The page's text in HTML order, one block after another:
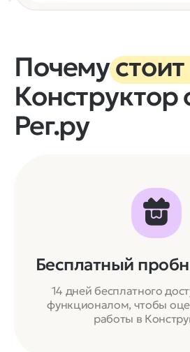
Почему
Конструктор
Рег.ру
Бесплатный
14 дней бесплатного
функционалом, чтобы
работы в